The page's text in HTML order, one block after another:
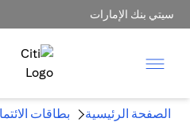
سيتي بنك الإمارات
الصفحة الرئيسية
بطاقات